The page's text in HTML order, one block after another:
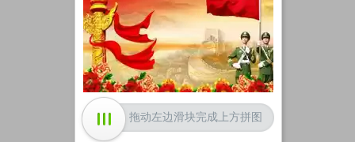
加载中
拖动左边滑块完成上方拼图